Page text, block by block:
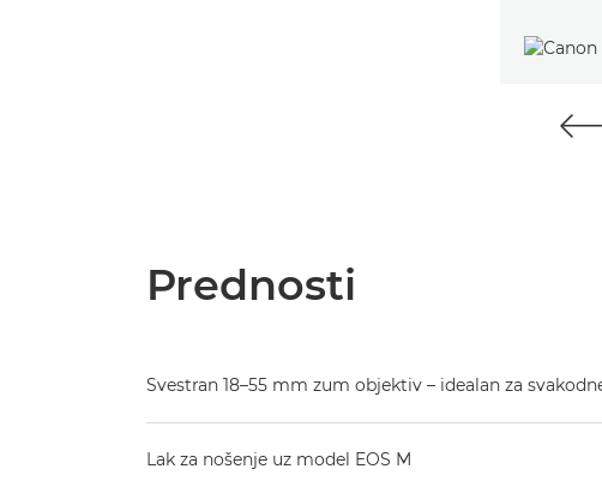
Prednosti
Svestran 18–55 mm zum objektiv – idealan za
Lak za nošenje uz model EOS M